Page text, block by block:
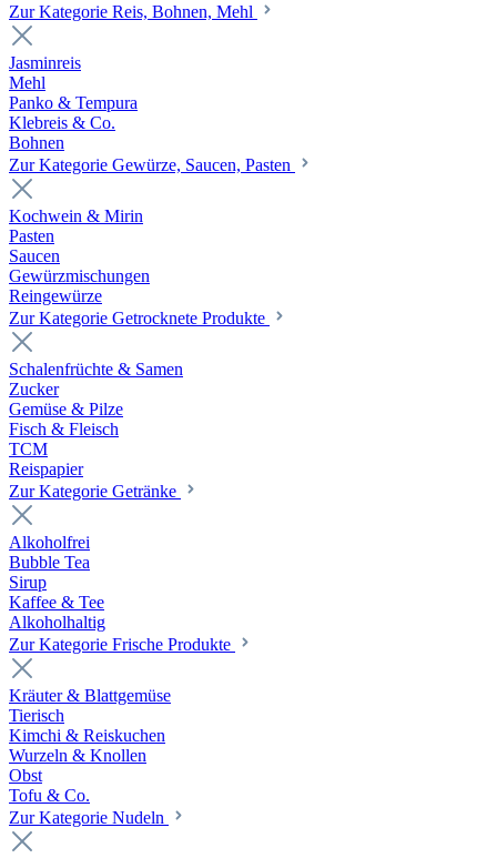
Zur Kategorie Reis, Bohnen, Mehl
Jasminreis
Mehl
Panko & Tempura
Klebreis & Co.
Bohnen
Zur Kategorie Gewürze, Saucen, Pasten
Kochwein & Mirin
Pasten
Saucen
Gewürzmischungen
Reingewürze
Zur Kategorie Getrocknete Produkte
Schalenfrüchte & Samen
Zucker
Gemüse & Pilze
Fisch & Fleisch
TCM
Reispapier
Zur Kategorie Getränke
Alkoholfrei
Bubble Tea
Sirup
Kaffee & Tee
Alkoholhaltig
Zur Kategorie Frische Produkte
Kräuter & Blattgemüse
Tierisch
Kimchi & Reiskuchen
Wurzeln & Knollen
Obst
Tofu & Co.
Zur Kategorie Nudeln